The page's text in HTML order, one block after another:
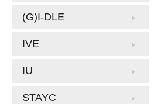
(G)I-DLE
IVE
IU
STAYC